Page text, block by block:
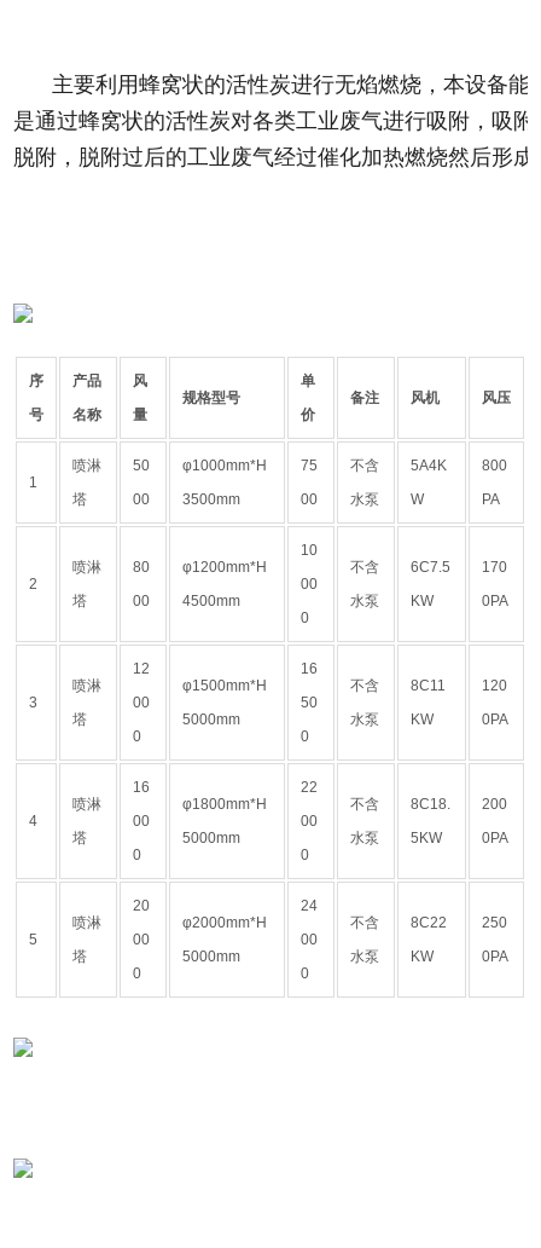
主要利用蜂窝状的活性炭进行无焰燃烧，本设备
是通过蜂窝状的活性炭对各类工业废气进行吸附，吸
脱附，脱附过后的工业废气经过催化加热燃烧然后形
序
号
产品
名称
风
量
规格型号
单
价
备注 风机 风压
1
喷淋
塔
50
00
φ1000mm*H
3500mm
75
00
不含
水泵
5A4K
W
800
PA
2
喷淋
塔
80
00
φ1200mm*H
4500mm
10
00
0
不含
水泵
6C7.5
KW
170
0PA
3
喷淋
塔
12
00
0
φ1500mm*H
5000mm
16
50
0
不含
水泵
8C11
KW
120
0PA
4
喷淋
塔
16
00
0
φ1800mm*H
5000mm
22
00
0
不含
水泵
8C18.
5KW
200
0PA
5
喷淋
塔
20
00
0
φ2000mm*H
5000mm
24
00
0
不含
水泵
8C22
KW
250
0PA